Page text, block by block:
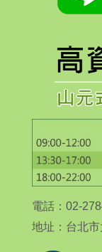
電話：02-
地址：台北